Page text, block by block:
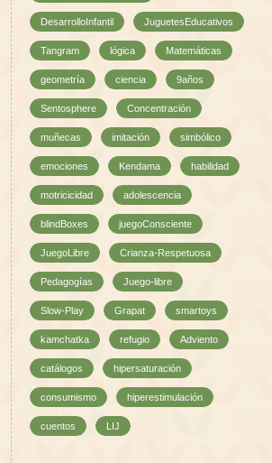
DesarrolloInfantil JuguetesEducativos
Tangram lógica Matemáticas
geometría ciencia 9años
Sentosphere Concentración
muñecas imitación simbólico
emociones Kendama habilidad
motricicidad adolescencia
blindBoxes juegoConsciente
JuegoLibre Crianza-Respetuosa
Pedagogías Juego-libre
Slow-Play Grapat smartoys
kamchatka refugio Adviento
catálogos hipersaturación
consumismo hiperestimulación
cuentos LIJ